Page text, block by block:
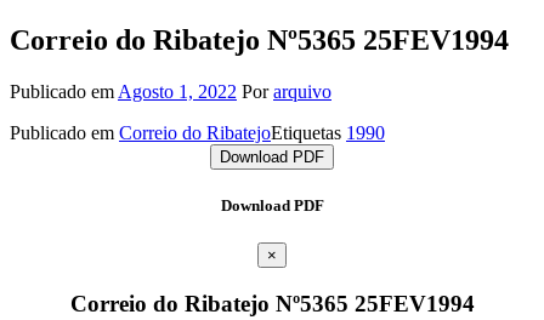
Correio do Ribatejo Nº5365 25FEV1994
Publicado em Agosto 1, 2022 Porarquivo
Publicado em Correio do RibatejoEtiquetas 1990
Download PDF
Download PDF
×
Correio do Ribatejo Nº5365 25FEV1994